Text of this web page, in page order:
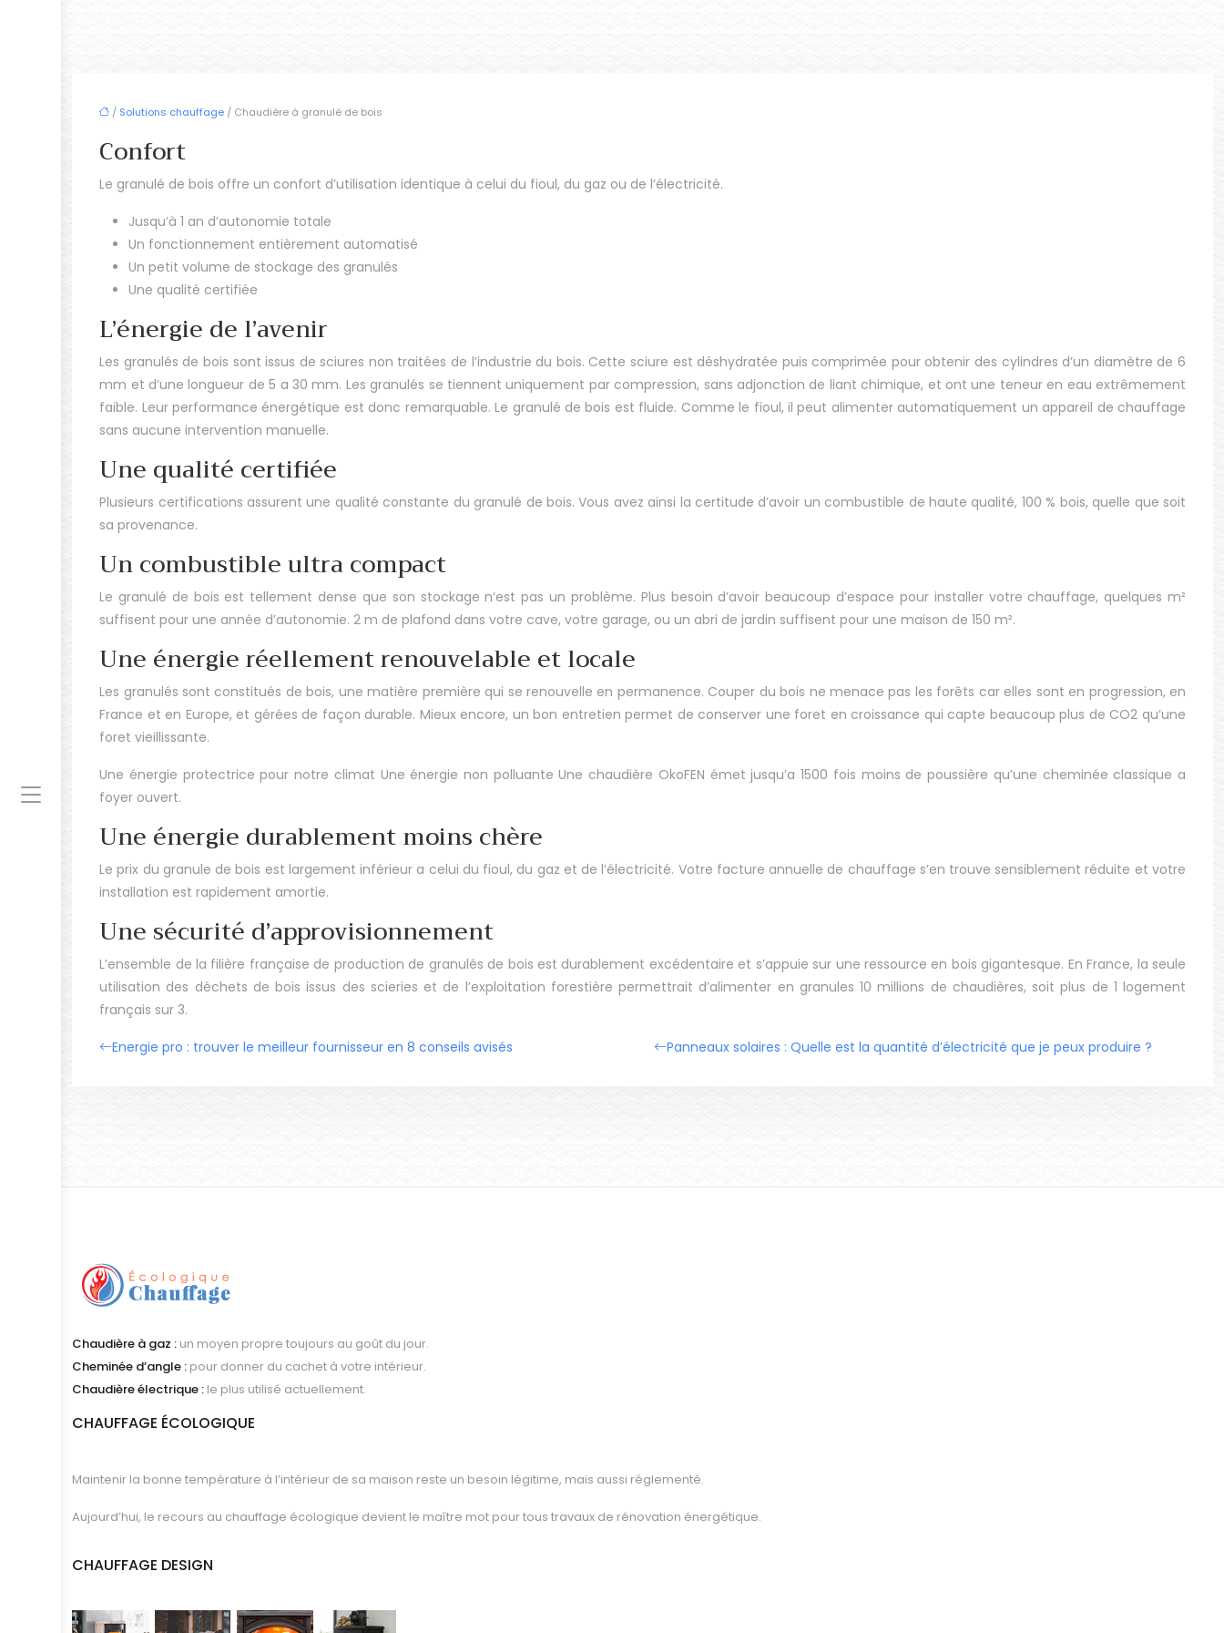
/ Solutions chauffage / Chaudière à granulé de bois
Confort
Le granulé de bois offre un confort d’utilisation identique à celui du fioul, du gaz ou de l‘électricité.
Jusqu’à 1 an d’autonomie totale
Un fonctionnement entièrement automatisé
Un petit volume de stockage des granulés
Une qualité certifiée
L’énergie de l’avenir
Les granulés de bois sont issus de sciures non traitées de l’industrie du bois. Cette sciure est déshydratée puis comprimée pour obtenir des cylindres d’un diamètre de 6
mm et d’une longueur de 5 a 30 mm. Les granulés se tiennent uniquement par compression, sans adjonction de liant chimique, et ont une teneur en eau extrêmement
faible. Leur performance énergétique est donc remarquable. Le granulé de bois est fluide. Comme le fioul, il peut alimenter automatiquement un appareil de chauffage
sans aucune intervention manuelle.
Une qualité certifiée
Plusieurs certifications assurent une qualité constante du granulé de bois. Vous avez ainsi la certitude d’avoir un combustible de haute qualité, 100 % bois, quelle que soit
sa provenance.
Un combustible ultra compact
Le granulé de bois est tellement dense que son stockage n‘est pas un problème. Plus besoin d’avoir beaucoup d’espace pour installer votre chauffage, quelques m²
suffisent pour une année d’autonomie. 2 m de plafond dans votre cave, votre garage, ou un abri de jardin suffisent pour une maison de 150 m².
Une énergie réellement renouvelable et locale
Les granulés sont constitués de bois, une matière première qui se renouvelle en permanence. Couper du bois ne menace pas les forêts car elles sont en progression, en
France et en Europe, et gérées de façon durable. Mieux encore, un bon entretien permet de conserver une foret en croissance qui capte beaucoup plus de CO2 qu’une
foret vieillissante.
Une énergie protectrice pour notre climat Une énergie non polluante Une chaudière OkoFEN émet jusqu’a 1500 fois moins de poussière qu’une cheminée classique a
foyer ouvert.
Une énergie durablement moins chère
Le prix du granule de bois est largement inférieur a celui du fioul, du gaz et de l’électricité. Votre facture annuelle de chauffage s’en trouve sensiblement réduite et votre
installation est rapidement amortie.
Une sécurité d’approvisionnement
L’ensemble de la filière française de production de granulés de bois est durablement excédentaire et s’appuie sur une ressource en bois gigantesque. En France, la seule
utilisation des déchets de bois issus des scieries et de l’exploitation forestière permettrait d’alimenter en granules 10 millions de chaudières, soit plus de 1 logement
français sur 3.
Energie pro : trouver le meilleur fournisseur en 8 conseils avisés Panneaux solaires : Quelle est la quantité d’électricité que je peux produire ?
Chaudière à gaz : un moyen propre toujours au goût du jour.
Cheminée d’angle : pour donner du cachet à votre intérieur.
Chaudière électrique : le plus utilisé actuellement.
CHAUFFAGE ÉCOLOGIQUE
Maintenir la bonne température à l’intérieur de sa maison reste un besoin légitime, mais aussi réglementé.
Aujourd’hui, le recours au chauffage écologique devient le maître mot pour tous travaux de rénovation énergétique.
CHAUFFAGE DESIGN